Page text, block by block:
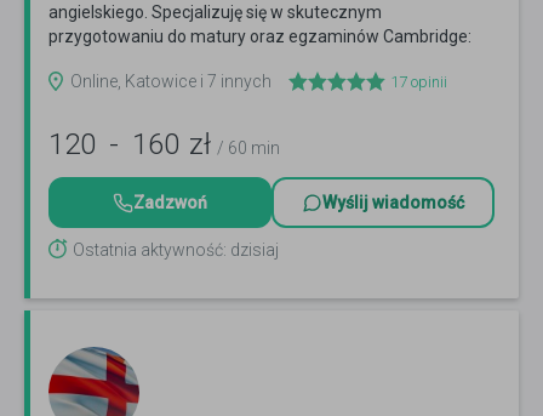
angielskiego. Specjalizuję się w skutecznym
przygotowaniu do matury oraz egzaminów Cambridge:
Online, Katowice i 7 innych
17 opinii
120 - 160 zł / 60 min
Zadzwoń Wyślij wiadomość
Ostatnia aktywność: dzisiaj